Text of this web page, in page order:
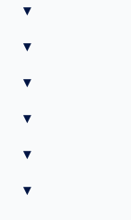
▾
▾
▾
▾
▾
▾